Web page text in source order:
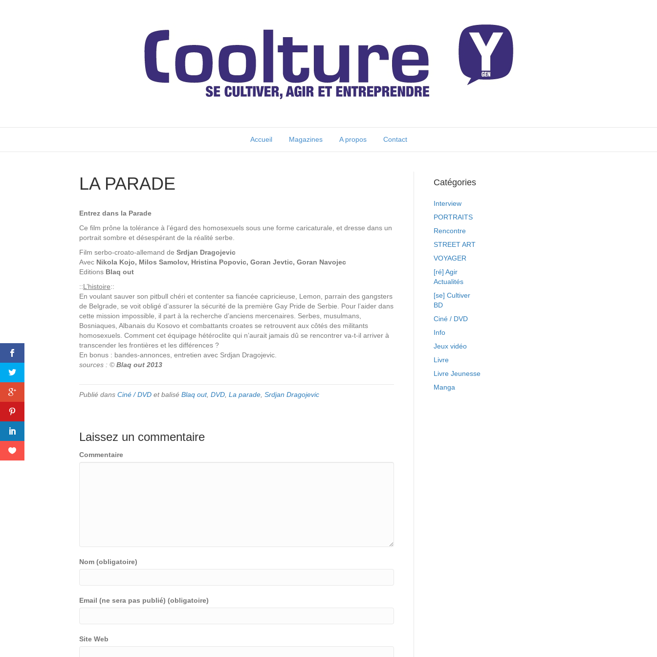
Accueil Magazines A propos Contact
LA PARADE
Entrez dans la Parade
Ce film prône la tolérance à l’égard des homosexuels sous une forme caricaturale, et dresse dans un
portrait sombre et désespérant de la réalité serbe.
Film serbo-croato-allemand de Srdjan Dragojevic
Avec Nikola Kojo, Milos Samolov, Hristina Popovic, Goran Jevtic, Goran Navojec
Editions Blaq out
::L’histoire::
En voulant sauver son pitbull chéri et contenter sa fiancée capricieuse, Lemon, parrain des gangsters
de Belgrade, se voit obligé d’assurer la sécurité de la première Gay Pride de Serbie. Pour l’aider dans
cette mission impossible, il part à la recherche d’anciens mercenaires. Serbes, musulmans,
Bosniaques, Albanais du Kosovo et combattants croates se retrouvent aux côtés des militants
homosexuels. Comment cet équipage hétéroclite qui n’aurait jamais dû se rencontrer va-t-il arriver à
transcender les frontières et les différences ?
En bonus : bandes-annonces, entretien avec Srdjan Dragojevic.
sources : ©Blaq out 2013
Publié dans Ciné / DVD et balisé Blaq out, DVD La parade Srdjan Dragojevic
Laissez un commentaire
Commentaire
Nom (obligatoire)
Email (ne sera pas publié) (obligatoire)
Site Web
Catégories
Interview
PORTRAITS
Rencontre
STREET ART
VOYAGER
[ré] Agir
Actualités
[se] Cultiver
BD
Ciné / DVD
Info
Jeux vidéo
Livre
Livre Jeunesse
Manga